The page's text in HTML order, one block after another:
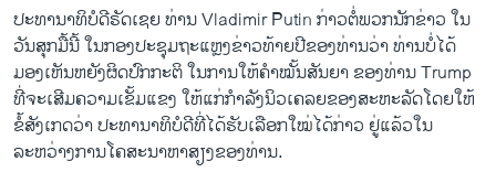
ປະທານາທິບໍດີຣັດ​ເຊຍ ທ່ານ Vladimir Putin ກ່າວ​ຕໍ່​ພວກ​ນັກ​ຂ່າວ​ ໃນ​
ວັນ​ສຸກ​ມື້ນີ້ ​ໃນ​ກອງ​ປ​ະຊຸມ​ຖະ​ແຫຼງຂ່າວ​ທ້າຍ​ປີ​ຂອງ​ທ່ານ​ວ່າ ທ່ານ​ບໍ່​ໄດ້​
ມອງ​ເຫັນຫຍັງ​ຜິດ​ປົກກະຕິ ໃນ​ການ​ໃຫ້​ຄຳ​ໝັ້ນສັນຍາ​ ຂອງ​ທ່ານ Trump
ທີ່​ຈະ​ເສີມຄວາມ​ເຂັ້ມ​ແຂງ​ ໃຫ້​ແກ່​ກຳລັງ​ນິວ​ເຄລຍຂອງ​ສະຫະລັດໂດຍ​ໃຫ້​
ຂໍ້​ສັງ​ເກດ​ວ່າ ປະທານາທິບໍດີ​ທີ່​ໄດ້​ຮັບ​ເລືອກ​ໃໝ່ໄດ້​ກ່າວ​ ຢູ່ແລ້ວ​ໃນ​
ລະຫວ່າງ​ການ​ໂຄສະນາ​ຫາ​ສຽງ​ຂອງ​ທ່ານ.